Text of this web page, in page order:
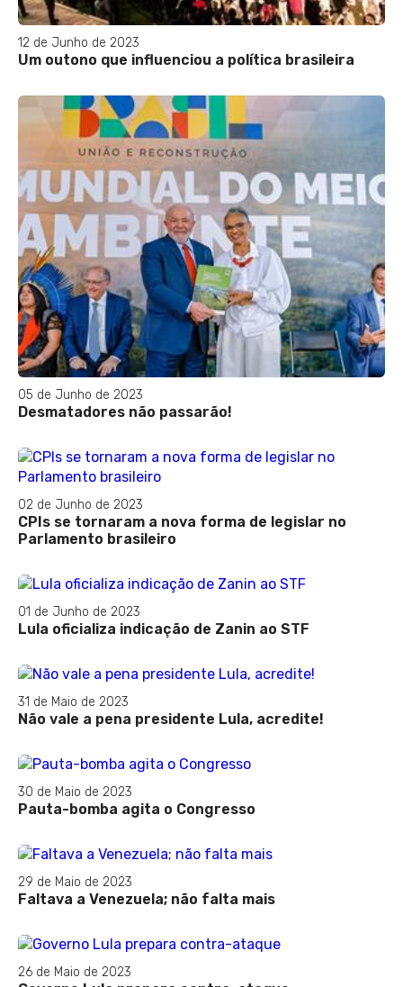
12 de Junho de 2023
Um outono que influenciou a política brasileira
05 de Junho de 2023
Desmatadores não passarão!
02 de Junho de 2023
CPIs se tornaram a nova forma de legislar no
Parlamento brasileiro
01 de Junho de 2023
Lula oficializa indicação de Zanin ao STF
31 de Maio de 2023
Não vale a pena presidente Lula, acredite!
30 de Maio de 2023
Pauta-bomba agita o Congresso
29 de Maio de 2023
Faltava a Venezuela; não falta mais
26 de Maio de 2023